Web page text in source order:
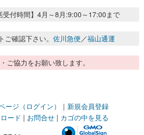
付時間】4月～8月:9:00～17:00まで
確認下さい。 佐川急便／福山通運
協力をお願い致します。
ージ（ログイン） ｜ 新規会員登録
ード | お問合せ | カゴの中を見る